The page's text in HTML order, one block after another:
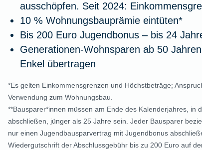
ausschöpfen. Seit 2024:
10 % Wohnungsbauprämie eintüten*
Bis 200 Euro Jugendbonus – bis 24
Generationen-Wohnsparen ab 50
Enkel übertragen
*Es gelten Einkommensgrenzen und Höchstbeträge;
Verwendung zum Wohnungsbau.
**Bausparer*innen müssen am Ende des Kalenderjahres, in
abschließen, jünger als 25 Jahre sein. Jeder Bausparer
nur einen Jugendbausparvertrag mit Jugendbonus
Wiedergutschrift der Abschlussgebühr bis zu 200 Euro auf